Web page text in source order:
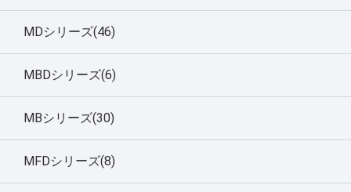
MDシリーズ(46)
MBDシリーズ(6)
MBシリーズ(30)
MFDシリーズ(8)